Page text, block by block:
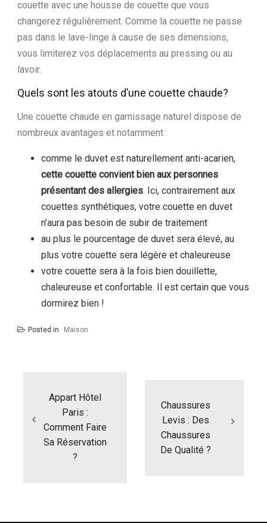
couette avec une housse de couette que vous
changerez régulièrement. Comme la couette ne passe
pas dans le lave-linge à cause de ses dimensions,
vous limiterez vos déplacements au pressing ou au
lavoir.
Quels sont les atouts d’une couette chaude?
Une couette chaude en garnissage naturel dispose de
nombreux avantages et notamment :
comme le duvet est naturellement anti-acarien,
cette couette convient bien aux personnes
présentant des allergies. Ici, contrairement aux
couettes synthétiques, votre couette en duvet
n’aura pas besoin de subir de traitement
au plus le pourcentage de duvet sera élevé, au
plus votre couette sera légère et chaleureuse
votre couette sera à la fois bien douillette,
chaleureuse et confortable. Il est certain que vous
dormirez bien !
Posted in Maison
l’articleAppart Hôtel
Paris :
Comment Faire
Sa Réservation
?
Chaussures
Levis : Des
Chaussures
De Qualité ?